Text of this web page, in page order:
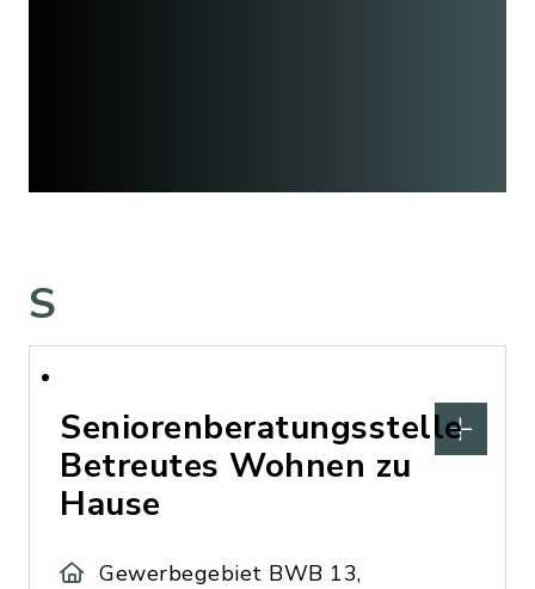
S
Seniorenberatungsstelle
Betreutes Wohnen zu
Hause
Gewerbegebiet BWB 13,